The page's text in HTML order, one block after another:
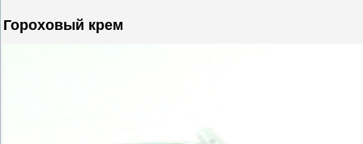
Гороховый крем